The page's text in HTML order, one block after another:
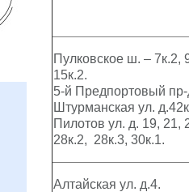
Пулковское ш. – 7к.2,
15к.2.
5-й Предпортовый пр-
Штурманская ул.
Пилотов ул. д. 19, 21,
28к.2, 28к.3, 30к.1.
Алтайская ул. д.4.